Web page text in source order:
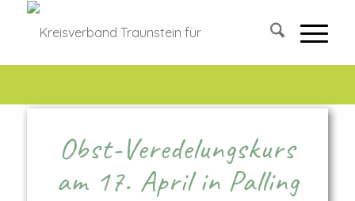
Obst-Veredelungskurs
am 17. April in Palling